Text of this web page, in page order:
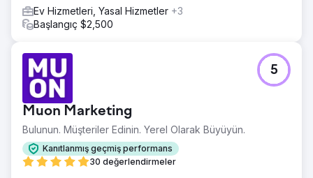
Ev Hizmetleri, Yasal Hizmetler +3
Başlangıç $2,500
Muon Marketing
Bulunun. Müşteriler Edinin. Yerel Olarak Büyüyün.
Kanıtlanmış geçmiş performans
30 değerlendirmeler
5